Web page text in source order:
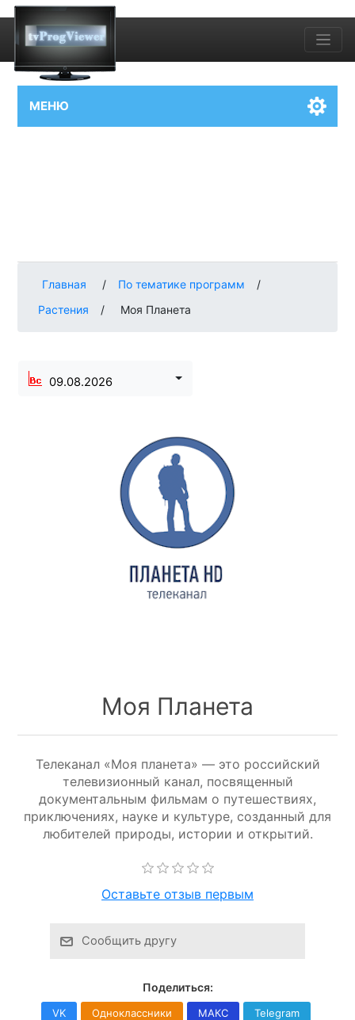
МЕНЮ
Главная / По тематике программ
/
Растения
/ Моя Планета
09.08.2026
Моя Планета
Телеканал «Моя планета» — это российский
телевизионный канал, посвященный
документальным фильмам о путешествиях,
приключениях, науке и культуре, созданный для
любителей природы, истории и открытий.
Оставьте отзыв первым
Сообщить другу
Поделиться:
VK Одноклассники МАКС Telegram